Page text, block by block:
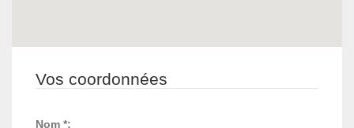
Vos coordonnées
Nom *: